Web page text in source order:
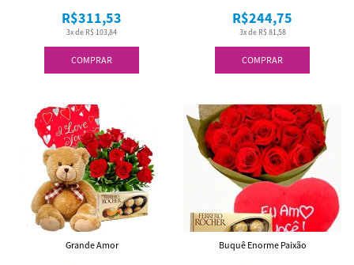
COMPRAR
3x de R$ 103,84
R$311,53
COMPRAR
3x de R$ 81,58
R$244,75
Grande Amor Buquê Enorme Paixão